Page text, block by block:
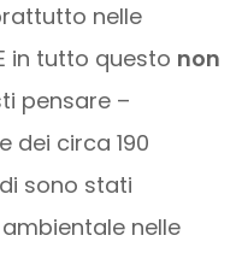
nelle
in tutto questo non
pensare –
dei circa 190
sono stati
nelle